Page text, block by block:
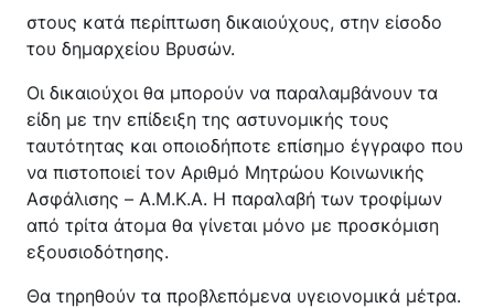
στους κατά περίπτωση δικαιούχους, στην είσοδο
του δημαρχείου Βρυσών.
Οι δικαιούχοι θα μπορούν να παραλαμβάνουν τα
είδη με την επίδειξη της αστυνομικής τους
ταυτότητας και οποιοδήποτε επίσημο έγγραφο που
να πιστοποιεί τον Αριθμό Μητρώου Κοινωνικής
Ασφάλισης – A.M.K.A. Η παραλαβή των τροφίμων
από τρίτα άτομα θα γίνεται μόνο με προσκόμιση
εξουσιοδότησης.
Θα τηρηθούν τα προβλεπόμενα υγειονομικά μέτρα.